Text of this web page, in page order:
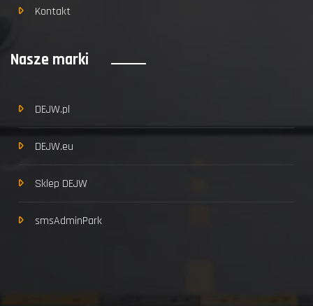
Kontakt
Nasze marki
DEJW.pl
DEJW.eu
Sklep DEJW
smsAdminPark